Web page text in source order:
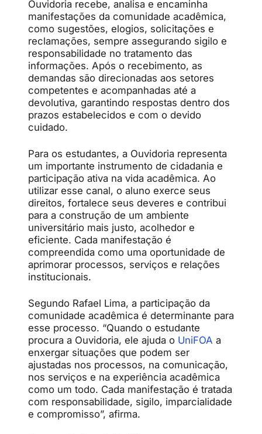
Ouvidoria recebe, analisa e encaminha
manifestações da comunidade acadêmica,
como sugestões, elogios, solicitações e
reclamações, sempre assegurando sigilo e
responsabilidade no tratamento das
informações. Após o recebimento, as
demandas são direcionadas aos setores
competentes e acompanhadas até a
devolutiva, garantindo respostas dentro dos
prazos estabelecidos e com o devido
cuidado.
Para os estudantes, a Ouvidoria representa
um importante instrumento de cidadania e
participação ativa na vida acadêmica. Ao
utilizar esse canal, o aluno exerce seus
direitos, fortalece seus deveres e contribui
para a construção de um ambiente
universitário mais justo, acolhedor e
eficiente. Cada manifestação é
compreendida como uma oportunidade de
aprimorar processos, serviços e relações
institucionais.
Segundo Rafael Lima, a participação da
comunidade acadêmica é determinante para
esse processo. “Quando o estudante
procura a Ouvidoria, ele ajuda o UniFOA a
enxergar situações que podem ser
ajustadas nos processos, na comunicação,
nos serviços e na experiência acadêmica
como um todo. Cada manifestação é tratada
com responsabilidade, sigilo, imparcialidade
e compromisso”, afirma.